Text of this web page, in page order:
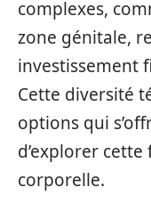
complexes,
zone génitale,
investissement
Cette diversité
options qui
d’explorer cette
corporelle.